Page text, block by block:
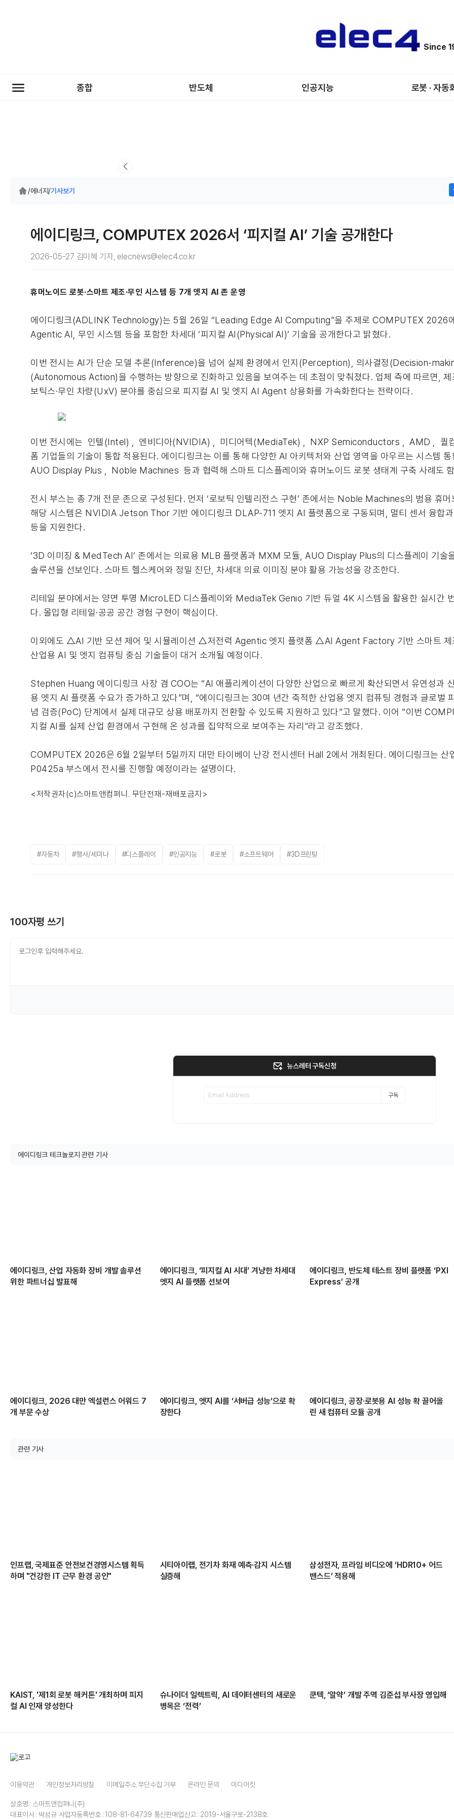
Since
종합 반도체 인공지능 로봇 · 자동
/에너지/기사보기
에이디링크, COMPUTEX 2026서 ‘피지컬 AI’ 기술 공개한다
2026-05-27 김미혜 기자, elecnews@elec4.co.kr
휴머노이드 로봇·스마트 제조·무인 시스템 등 7개 엣지 AI 존 운영
에이디링크(ADLINK Technology)는 5월 26일 “Leading Edge AI Computing”을 주제로 COMPUTEX 2026
Agentic AI, 무인 시스템 등을 포함한 차세대 ‘피지컬 AI(Physical AI)’ 기술을 공개한다고 밝혔다.
이번 전시는 AI가 단순 모델 추론(Inference)을 넘어 실제 환경에서 인지(Perception), 의사결정(Decision-
(Autonomous Action)을 수행하는 방향으로 진화하고 있음을 보여주는 데 초점이 맞춰졌다. 업체 측에 따르면, 제
보틱스·무인 차량(UxV) 분야를 중심으로 피지컬 AI 및 엣지 AI Agent 상용화를 가속화한다는 전략이다.
이번 전시에는 인텔(Intel) , 엔비디아(NVIDIA) , 미디어텍(MediaTek) , NXP Semiconductors , AMD , 퀄
폼 기업들의 기술이 통합 적용된다. 에이디링크는 이를 통해 다양한 AI 아키텍처와 산업 영역을 아우르는 시스템
AUO Display Plus , Noble Machines 등과 협력해 스마트 디스플레이와 휴머노이드 로봇 생태계 구축 사례도
전시 부스는 총 7개 전문 존으로 구성된다. 먼저 ‘로보틱 인텔리전스 구현’ 존에서는 Noble Machines의 범용 휴
해당 시스템은 NVIDIA Jetson Thor 기반 에이디링크 DLAP-711 엣지 AI 플랫폼으로 구동되며, 멀티 센서 융합
등을 지원한다.
‘3D 이미징 & MedTech AI’ 존에서는 의료용 MLB 플랫폼과 MXM 모듈, AUO Display Plus의 디스플레이 기술
솔루션을 선보인다. 스마트 헬스케어와 정밀 진단, 차세대 의료 이미징 분야 활용 가능성을 강조한다.
리테일 분야에서는 양면 투명 MicroLED 디스플레이와 MediaTek Genio 기반 듀얼 4K 시스템을 활용한 실시간
다. 몰입형 리테일·공공 공간 경험 구현이 핵심이다.
이외에도 △AI 기반 모션 제어 및 시뮬레이션 △저전력 Agentic 엣지 플랫폼 △AI Agent Factory 기반 스마트
산업용 AI 및 엣지 컴퓨팅 중심 기술들이 대거 소개될 예정이다.
Stephen Huang 에이디링크 사장 겸 COO는 “AI 애플리케이션이 다양한 산업으로 빠르게 확산되면서 유연성과
용 엣지 AI 플랫폼 수요가 증가하고 있다”며, “에이디링크는 30여 년간 축적한 산업용 엣지 컴퓨팅 경험과 글로벌
념 검증(PoC) 단계에서 실제 대규모 상용 배포까지 전환할 수 있도록 지원하고 있다”고 말했다. 이어 “이번
지컬 AI를 실제 산업 환경에서 구현해 온 성과를 집약적으로 보여주는 자리”라고 강조했다.
COMPUTEX 2026은 6월 2일부터 5일까지 대만 타이베이 난강 전시센터 Hall 2에서 개최된다. 에이디링크는 산
P0425a 부스에서 전시를 진행할 예정이라는 설명이다.
<저작권자(c)스마트앤컴퍼니. 무단전재-재배포금지>
#자동차 #행사/세미나 #디스플레이 #인공지능 #로봇 #소프트웨어 #3D프린팅
100자평 쓰기
뉴스레터 구독신청
구독
에이디링크 테크놀로지 관련 기사
에이디링크, 산업 자동화 장비 개발 솔루션
위한 파트너십 발표해
에이디링크, ‘피지컬 AI 시대’ 겨냥한 차세대
엣지 AI 플랫폼 선보여
에이디링크, 반도체 테스트 장비 플랫폼 ‘PXI
Express’ 공개
에이디링크, 2026 대만 엑설런스 어워드 7
개 부문 수상
에이디링크, 엣지 AI를 ‘서버급 성능’으로 확
장한다
에이디링크, 공장·로봇용 AI 성능 확 끌어올
린 새 컴퓨터 모듈 공개
관련 기사
인프랩, 국제표준 안전보건경영시스템 획득
하며 "건강한 IT 근무 환경 공인"
시티아이랩, 전기차 화재 예측·감지 시스템
실증해
삼성전자, 프라임 비디오에 ‘HDR10+ 어드
밴스드’ 적용해
KAIST, '제1회 로봇 해커톤' 개최하며 피지
컬 AI 인재 양성한다
슈나이더 일렉트릭, AI 데이터센터의 새로운
병목은 ‘전력’
쿤텍, ‘알약’ 개발 주역 김준섭 부사장 영입해
이용약관 개인정보처리방침 이메일주소 무단수집 거부 온라인 문의 미디어킷
상호명 : 스마트앤컴퍼니(주)
대표이사 : 박성규 사업자등록번호 : 108-81-64739 통신판매업신고 : 2019-서울구로-2138호